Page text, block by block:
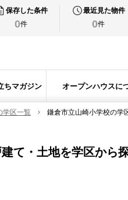
保存した条件
0件
最近見た物件
0件
ちマガジン オープンハウスに
学区一覧 鎌倉市立山崎小学校の学
て・土地を学区から